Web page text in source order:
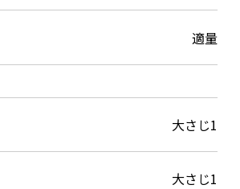
適量
大さじ1
大さじ1